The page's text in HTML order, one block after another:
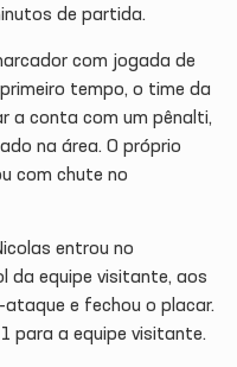
de partida.
com jogada de
tempo, o time da
a conta com um pênalti,
na área. O próprio
com chute no
entrou no
da equipe visitante, aos
e fechou o placar.
para a equipe visitante.